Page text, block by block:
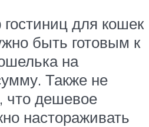
для кошек
быть готовым к
на
Также не
что дешевое
настораживать